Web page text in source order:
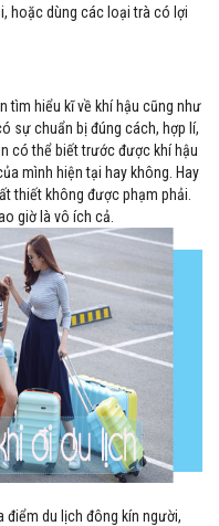
hoặc dùng các loại trà có lợi
tìm hiểu kĩ về khí hậu cũng như
sự chuẩn bị đúng cách, hợp lí,
có thể biết trước được khí hậu
mình hiện tại hay không. Hay
thiết không được phạm phải.
giờ là vô ích cả.
điểm du lịch đông kín người,